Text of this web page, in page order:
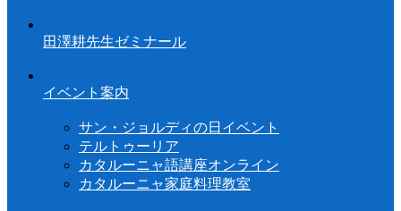
田澤耕先生ゼミナール
イベント案内
サン・ジョルディの日イベント
テルトゥーリア
カタルーニャ語講座オンライン
カタルーニャ家庭料理教室